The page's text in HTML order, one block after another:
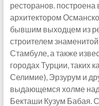
ресторанов. построена
архитектором
бывшим выходцем из
строителем
Стамбуле, а также
городах Турции, таких
Селимие), Эрзурум и
выдающемся холме над
Бекташи Кузум Бабая.